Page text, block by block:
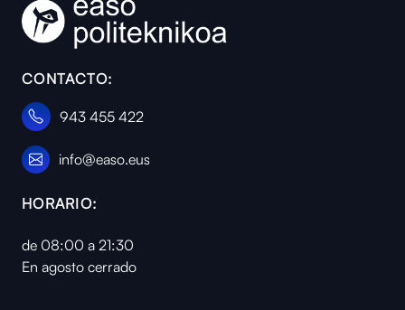
CONTACTO:
943 455 422
info@easo.eus
HORARIO:
de 08:00 a 21:30
En agosto cerrado